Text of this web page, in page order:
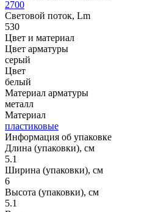
2700
Световой поток, Lm
530
Цвет и материал
Цвет арматуры
серый
Цвет
белый
Материал арматуры
металл
Материал
пластиковые
Информация об упаковке
Длина (упаковки), см
5.1
Ширина (упаковки), см
6
Высота (упаковки), см
5.1